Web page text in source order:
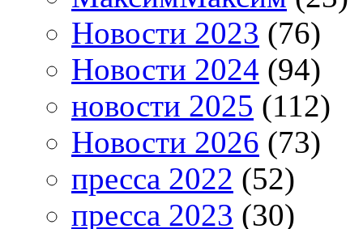
Новости 2023 (76)
Новости 2024 (94)
новости 2025 (112)
Новости 2026 (73)
пресса 2022 (52)
пресса 2023 (30)